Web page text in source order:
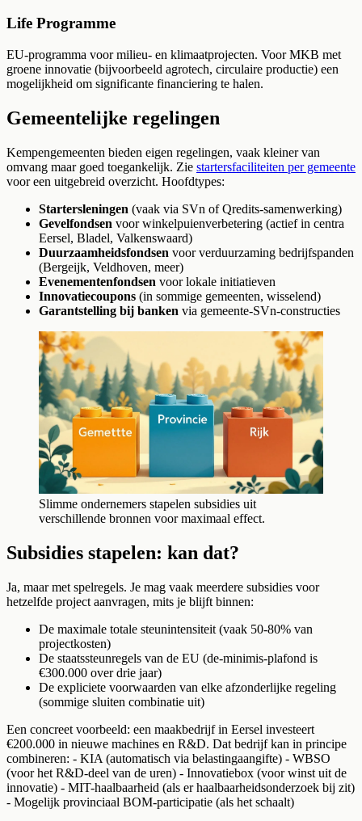
Life Programme
EU-programma voor milieu- en klimaatprojecten. Voor MKB met
groene innovatie (bijvoorbeeld agrotech, circulaire productie) een
mogelijkheid om significante financiering te halen.
Gemeentelijke regelingen
Kempengemeenten bieden eigen regelingen, vaak kleiner van
omvang maar goed toegankelijk. Zie startersfaciliteiten per gemeente
voor een uitgebreid overzicht. Hoofdtypes:
Startersleningen (vaak via SVn of Qredits-samenwerking)
Gevelfondsen voor winkelpuienverbetering (actief in centra
Eersel, Bladel, Valkenswaard)
Duurzaamheidsfondsen voor verduurzaming bedrijfspanden
(Bergeijk, Veldhoven, meer)
Evenementenfondsen voor lokale initiatieven
Innovatiecoupons (in sommige gemeenten, wisselend)
Garantstelling bij banken via gemeente-SVn-constructies
Slimme ondernemers stapelen subsidies uit
verschillende bronnen voor maximaal effect.
Subsidies stapelen: kan dat?
Ja, maar met spelregels. Je mag vaak meerdere subsidies voor
hetzelfde project aanvragen, mits je blijft binnen:
De maximale totale steunintensiteit (vaak 50-80% van
projectkosten)
De staatssteunregels van de EU (de-minimis-plafond is
€300.000 over drie jaar)
De expliciete voorwaarden van elke afzonderlijke regeling
(sommige sluiten combinatie uit)
Een concreet voorbeeld: een maakbedrijf in Eersel investeert
€200.000 in nieuwe machines en R&D. Dat bedrijf kan in principe
combineren: - KIA (automatisch via belastingaangifte) - WBSO
(voor het R&D-deel van de uren) - Innovatiebox (voor winst uit de
innovatie) - MIT-haalbaarheid (als er haalbaarheidsonderzoek bij zit)
- Mogelijk provinciaal BOM-participatie (als het schaalt)